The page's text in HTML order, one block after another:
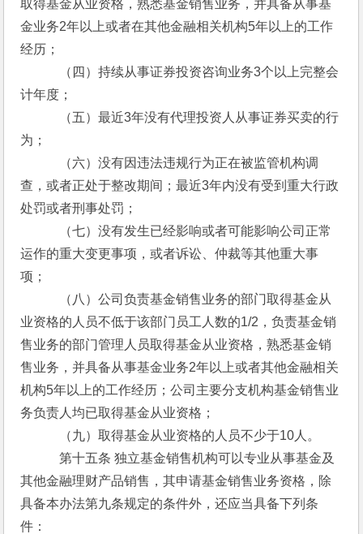
取得基金从业资格，熟悉基金销售业务，并具备从事基
金业务2年以上或者在其他金融相关机构5年以上的工作
经历；
（四）持续从事证券投资咨询业务3个以上完整会
计年度；
（五）最近3年没有代理投资人从事证券买卖的行
为；
（六）没有因违法违规行为正在被监管机构调
查，或者正处于整改期间；最近3年内没有受到重大行政
处罚或者刑事处罚；
（七）没有发生已经影响或者可能影响公司正常
运作的重大变更事项，或者诉讼、仲裁等其他重大事
项；
（八）公司负责基金销售业务的部门取得基金从
业资格的人员不低于该部门员工人数的1/2，负责基金销
售业务的部门管理人员取得基金从业资格，熟悉基金销
售业务，并具备从事基金业务2年以上或者其他金融相关
机构5年以上的工作经历；公司主要分支机构基金销售业
务负责人均已取得基金从业资格；
（九）取得基金从业资格的人员不少于10人。
第十五条 独立基金销售机构可以专业从事基金及
其他金融理财产品销售，其申请基金销售业务资格，除
具备本办法第九条规定的条件外，还应当具备下列条
件：